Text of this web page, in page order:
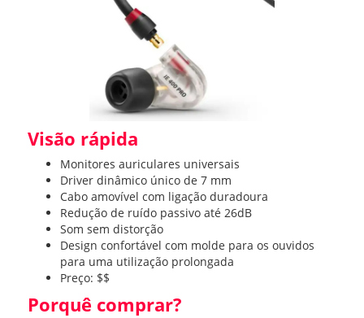
Visão rápida
Monitores auriculares universais
Driver dinâmico único de 7 mm
Cabo amovível com ligação duradoura
Redução de ruído passivo até 26dB
Som sem distorção
Design confortável com molde para os ouvidos
para uma utilização prolongada
Preço: $$
Porquê comprar?